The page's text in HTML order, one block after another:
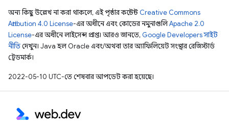
অন্য কিছু উল্লেখ না করা থাকলে, এই পৃষ্ঠার কন্টেন্ট Creative Commons
Attribution 4.0 License-এর অধীনে এবং কোডের নমুনাগুলিApache 2.0
License-এর অধীনে লাইসেন্স প্রাপ্ত। আরও জানতে, Google Developers সাইট
নীতিদেখুন। Java হল Oracle এবং/অথবা তার অ্যাফিলিয়েট সংস্থার রেজিস্টার্ড
ট্রেডমার্ক।
2022-05-10 UTC-তে শেষবার আপডেট করা হয়েছে।